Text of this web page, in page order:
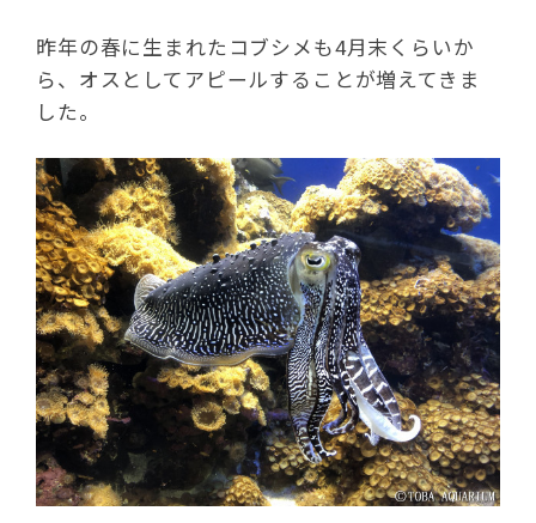
昨年の春に生まれたコブシメも4月末くらいか
ら、オスとしてアピールすることが増えてきま
した。